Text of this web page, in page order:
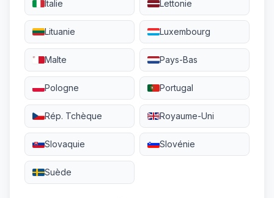
Italie Lettonie
Lituanie Luxembourg
Malte Pays-Bas
Pologne Portugal
Rép. Tchèque Royaume-Uni
Slovaquie Slovénie
Suède